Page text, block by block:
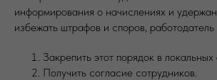
информирования о начислениях и
избежать штрафов и споров,
Закрепить этот порядок в локальных
Получить согласие сотрудников.